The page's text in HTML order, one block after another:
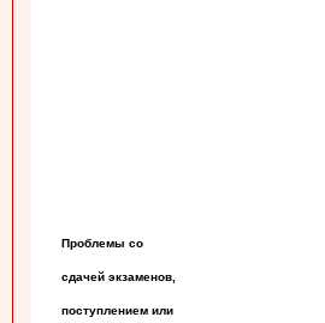
Проблемы со
сдачей экзаменов,
поступлением или